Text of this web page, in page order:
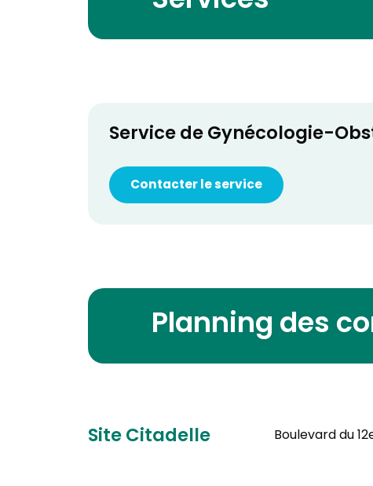
Service de Gynécologie-
Contacter le service
Planning des
Site Citadelle Boulevard du